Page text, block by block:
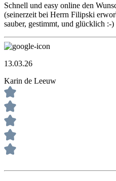
Schnell und easy online den
(seinerzeit bei Herrn Filipski
sauber, gestimmt, und glücklich :-)
13.03.26
Karin de Leeuw